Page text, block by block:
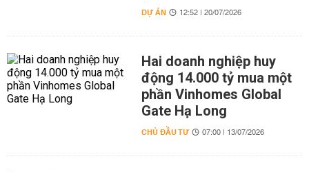
DỰ ÁN 12:52 | 20/07/2026
Hai doanh nghiệp huy
động 14.000 tỷ mua một
phần Vinhomes Global
Gate Hạ Long
CHỦ ĐẦU TƯ 07:00 | 13/07/2026